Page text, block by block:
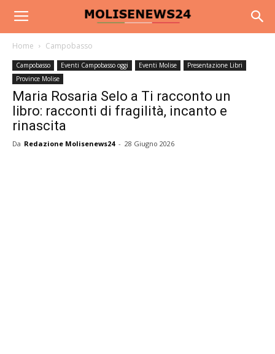
Home Campobasso
Campobasso Eventi Campobasso oggi Eventi Molise
Presentazione Libri
Province Molise
Maria Rosaria Selo a Ti racconto un
libro: racconti di fragilità, incanto e
rinascita
Da Redazione Molisenews24 - 28 Giugno 2026